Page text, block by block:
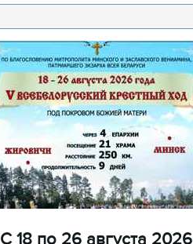
С 18 по 26 августа 2026